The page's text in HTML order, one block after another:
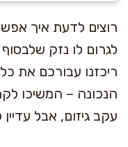
רוצים לדעת איך
לגרום לו נזק
ריכזנו עבורכם את
הנכונה – המשיכו
עקב גיזום, אבל